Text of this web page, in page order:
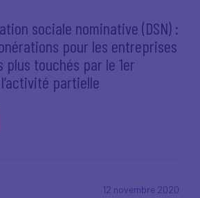
sociale nominative (DSN) :
pour les entreprises
plus touchés par le 1er
partielle
12 novembre 2020